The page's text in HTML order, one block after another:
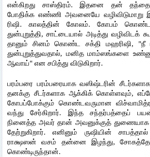
என்கிறது சாஸ்திரம். இதனை தன்
போதிக்க எண்ணி அவனையே வழிவிடுமாறு
ரிஷி. காலத்தின் கோலம். கோபம்
துன்புறுத்தி, சாட்டையால் அடித்து வழிவிடக்
தானும் சினம் கொண்ட சக்தி மஹரிஷி,
துன்புறுத்துவதால், மனித மாம்ஸங்களை
ஆவாய்" என சபித்து விடுகிறார்.
பரம்பரை பரம்பரையாக வஸிஷ்டரின்
தனக்கு சீடர்களாக ஆக்கிக் கொள்ளவும்,
கோபப்போக்கும் கொண்டவருமான
வந்து சேர்கிறார். இந்த சந்தர்பத்தைப்
நினைத்த அவர் தான் அவனுக்குத் துணையாக
தேற்றுகிறார். எனினும் ருஷியின்
ராக்ஷஸன் வசம் தன்னை இழந்து, சோகத்தோடு
கொண்டிருந்தான்.